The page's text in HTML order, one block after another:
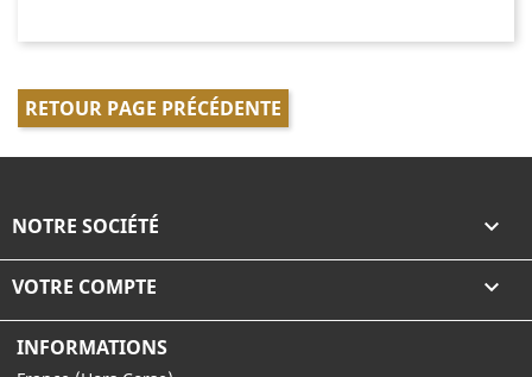
RETOUR PAGE PRÉCÉDENTE
NOTRE SOCIÉTÉ 
VOTRE COMPTE 
INFORMATIONS